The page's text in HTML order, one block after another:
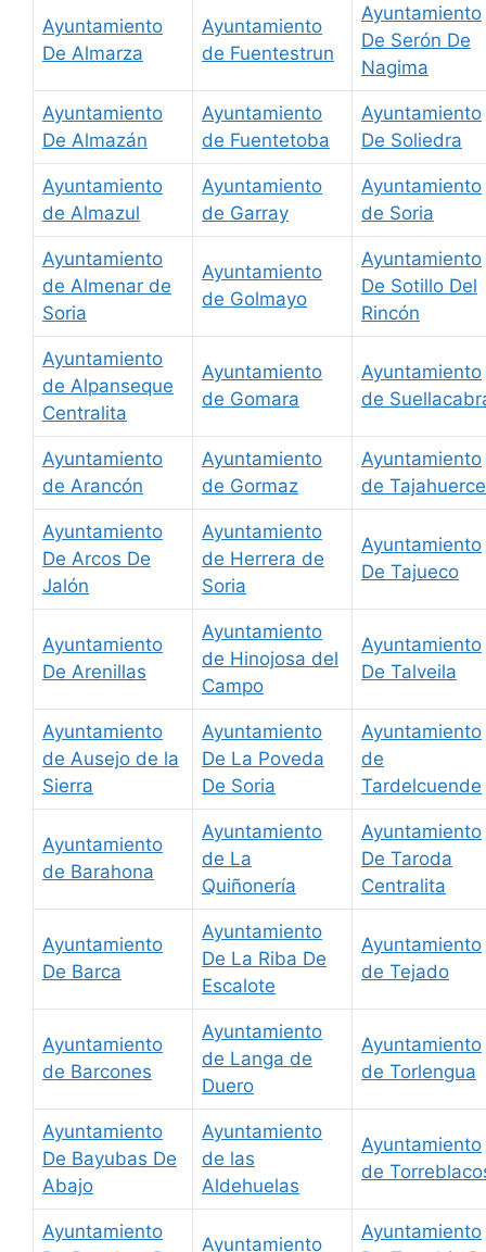
Ayuntamiento
De Almarza
Ayuntamiento
de Fuentestrun
Ayuntamiento
De Serón De
Nagima
Ayuntamiento
De Almazán
Ayuntamiento
de Fuentetoba
Ayuntamiento
De Soliedra
Ayuntamiento
de Almazul
Ayuntamiento
de Garray
Ayuntamiento
de Soria
Ayuntamiento
de Almenar de
Soria
Ayuntamiento
de Golmayo
Ayuntamiento
De Sotillo Del
Rincón
Ayuntamiento
de Alpanseque
Centralita
Ayuntamiento
de Gomara
Ayuntamiento
de
Ayuntamiento
de Arancón
Ayuntamiento
de Gormaz
Ayuntamiento
de Tajahuerce
Ayuntamiento
De Arcos De
Jalón
Ayuntamiento
de Herrera de
Soria
Ayuntamiento
De Tajueco
Ayuntamiento
De Arenillas
Ayuntamiento
de Hinojosa del
Campo
Ayuntamiento
De Talveila
Ayuntamiento
de Ausejo de la
Sierra
Ayuntamiento
De La Poveda
De Soria
Ayuntamiento
de
Tardelcuende
Ayuntamiento
de Barahona
Ayuntamiento
de La
Quiñonería
Ayuntamiento
De Taroda
Centralita
Ayuntamiento
De Barca
Ayuntamiento
De La Riba De
Escalote
Ayuntamiento
de Tejado
Ayuntamiento
de Barcones
Ayuntamiento
de Langa de
Duero
Ayuntamiento
de Torlengua
Ayuntamiento
De Bayubas De
Abajo
Ayuntamiento
de las
Aldehuelas
Ayuntamiento
de
Ayuntamiento
Ayuntamiento
Ayuntamiento